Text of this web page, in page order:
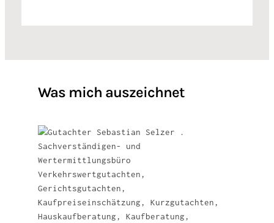
Was mich auszeichnet